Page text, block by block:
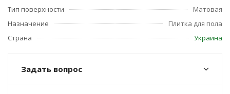
Тип поверхности
Матовая
Назначение
Плитка для пола
Страна
Украина
Задать вопрос